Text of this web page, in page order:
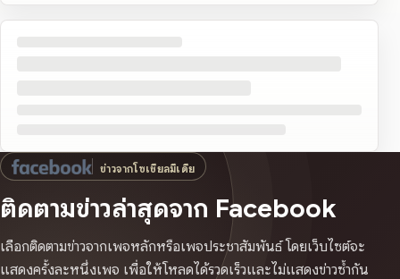
ข่าวจากโซเชียลมีเดีย
ติดตามข่าวล่าสุดจาก Facebook
เลือกติดตามข่าวจากเพจหลักหรือเพจประชาสัมพันธ์ โดยเว็บไซต์จะ
แสดงครั้งละหนึ่งเพจ เพื่อให้โหลดได้รวดเร็วและไม่แสดงข่าวซ้ำกัน